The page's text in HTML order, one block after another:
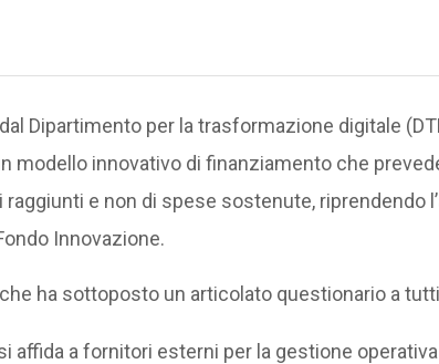
Dipartimento per la trasformazione digitale
modello innovativo di finanziamento che
e non di spese sostenute, riprendendo
Innovazione.
ha sottoposto un articolato questionario a
affida a fornitori esterni per la gestione